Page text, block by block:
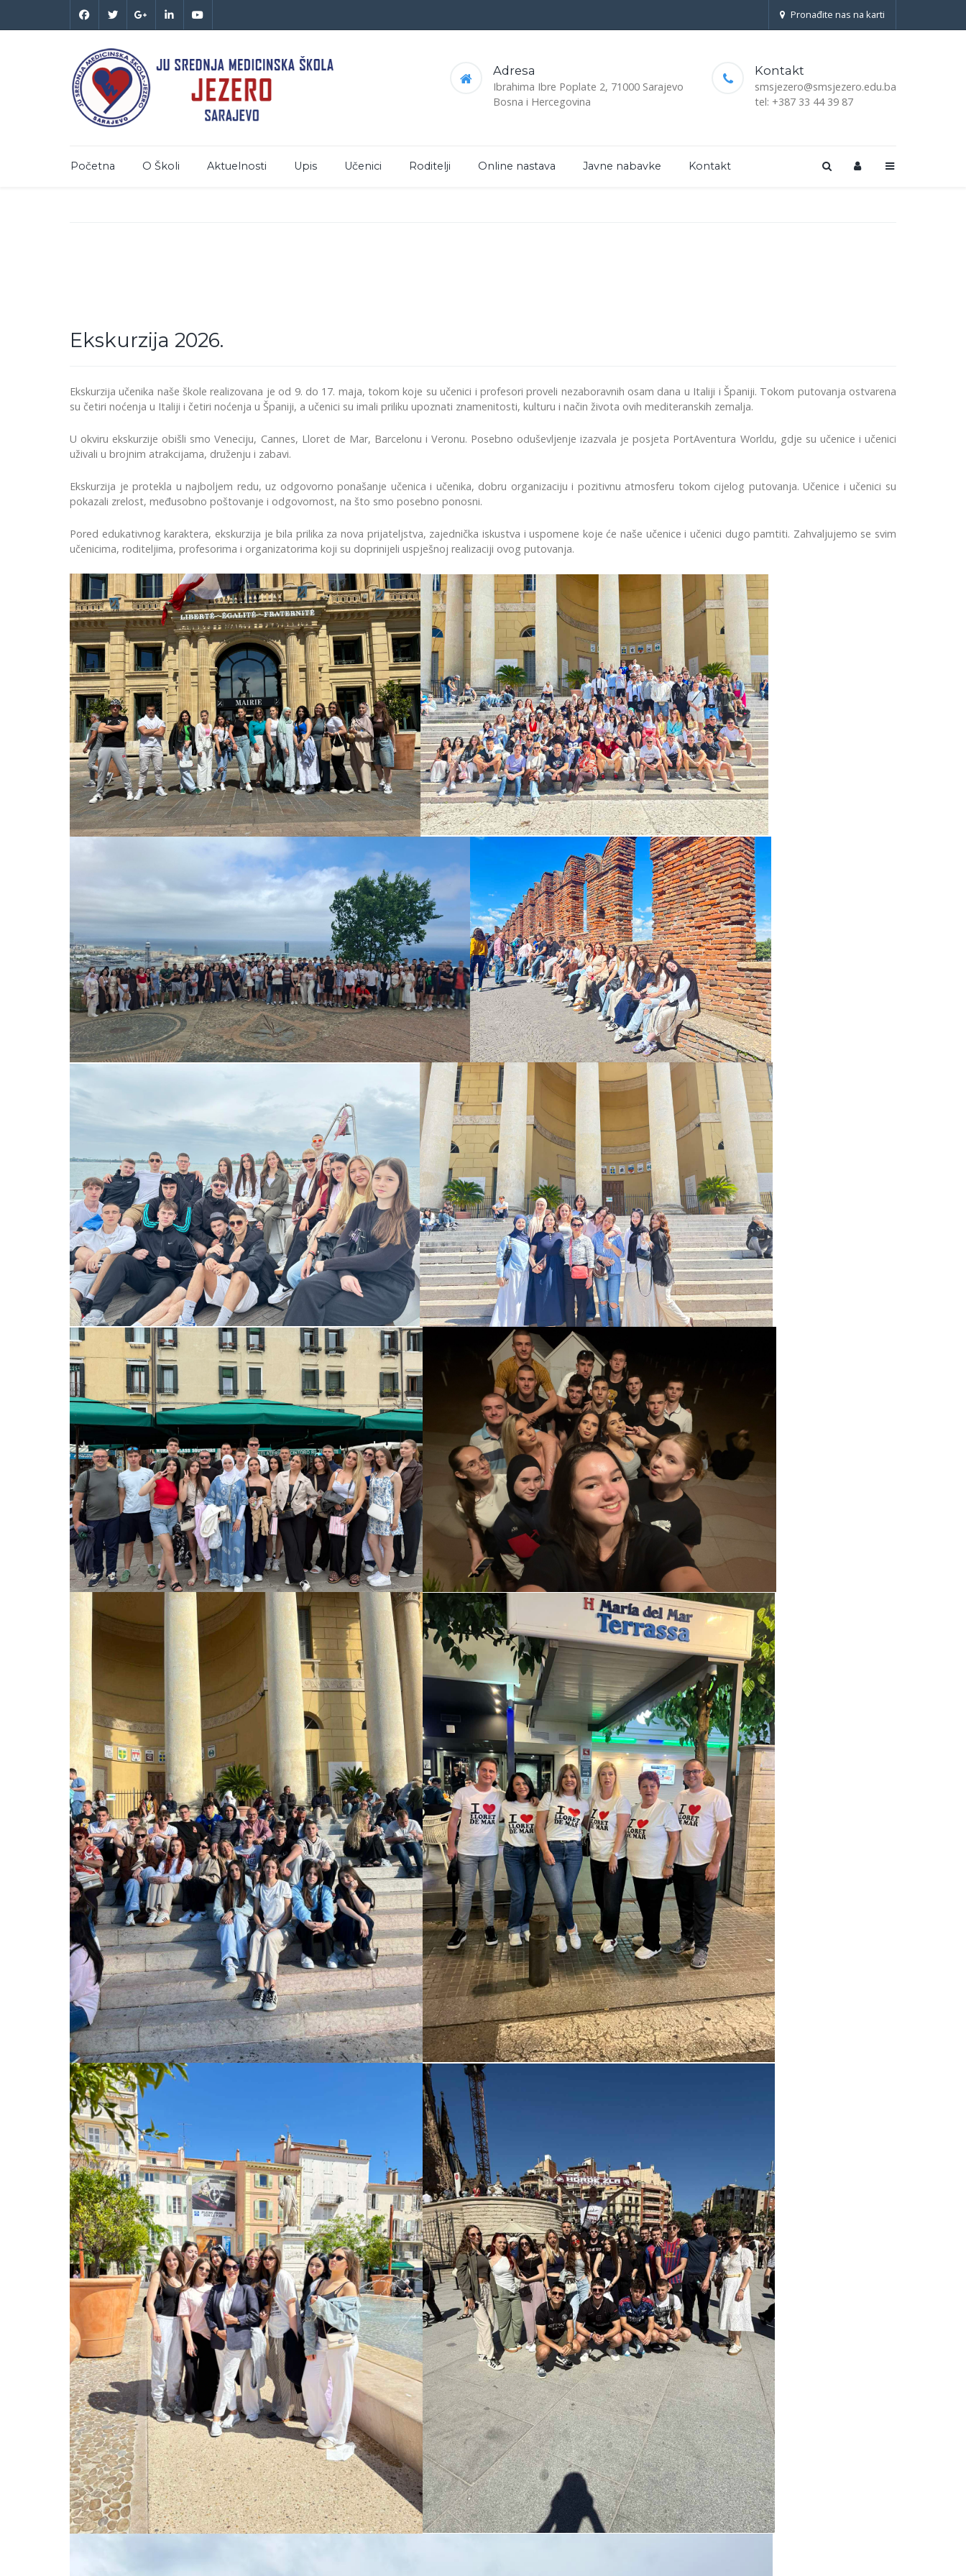
Pronađite nas na karti
Adresa
Ibrahima Ibre Poplate 2, 71000 Sarajevo
Bosna i Hercegovina
Kontakt
smsjezero@smsjezero.edu.ba
tel: +387 33 44 39 87
Početna O Školi Aktuelnosti Upis Učenici Roditelji Online nastava Javne nabavke Kontakt
Ekskurzija 2026.
Ekskurzija učenika naše škole realizovana je od 9. do 17. maja, tokom koje su učenici i profesori proveli nezaboravnih osam dana u Italiji i Španiji. Tokom putovanja ostvarena
su četiri noćenja u Italiji i četiri noćenja u Španiji, a učenici su imali priliku upoznati znamenitosti, kulturu i način života ovih mediteranskih zemalja.
U okviru ekskurzije obišli smo Veneciju, Cannes, Lloret de Mar, Barcelonu i Veronu. Posebno oduševljenje izazvala je posjeta PortAventura Worldu, gdje su učenice i učenici
uživali u brojnim atrakcijama, druženju i zabavi.
Ekskurzija je protekla u najboljem redu, uz odgovorno ponašanje učenica i učenika, dobru organizaciju i pozitivnu atmosferu tokom cijelog putovanja. Učenice i učenici su
pokazali zrelost, međusobno poštovanje i odgovornost, na što smo posebno ponosni.
Pored edukativnog karaktera, ekskurzija je bila prilika za nova prijateljstva, zajednička iskustva i uspomene koje će naše učenice i učenici dugo pamtiti. Zahvaljujemo se svim
učenicima, roditeljima, profesorima i organizatorima koji su doprinijeli uspješnoj realizaciji ovog putovanja.